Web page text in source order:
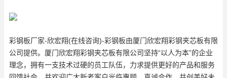
彩钢板厂家-欣宏翔(在线咨询)-彩钢板由厦门欣宏翔彩钢夹芯板有限
公司提供。厦门欣宏翔彩钢夹芯板有限公司坚持“以人为本”的企业
理念，拥有一支技术过硬的员工队伍，力求提供更好的产品和服务